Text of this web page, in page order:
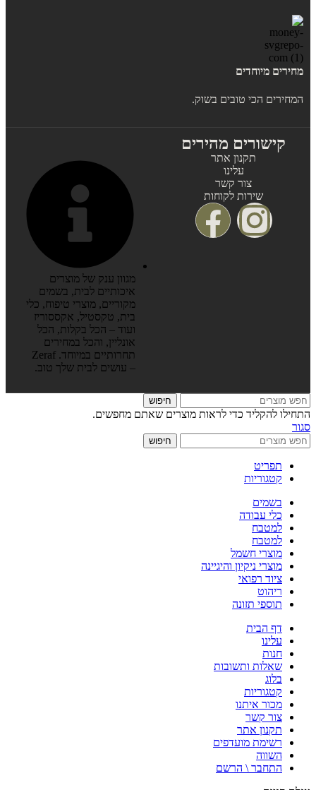
מחירים מיוחדים
המחירים הכי טובים בשוק.
קישורים מהירים
תקנון אתר
עלינו
צור קשר
שירות לקוחות
מגוון ענק של מוצרים
איכותיים לבית, בשמים
מקוריים, מוצרי טיפוח, כלי
בית, טקסטיל, אקססוריז
ועוד – הכל בקלות, הכל
אונליין, והכל במחירים
תחרותיים במיוחד. Zeraf
– עושים לבית שלך טוב.
חיפוש
התחילו להקליד כדי לראות מוצרים שאתם מחפשים.
סגור
חיפוש
תפריט
קטגוריות
בשמים
כלי עבודה
למטבח
למטבח
מוצרי חשמל
מוצרי ניקיון והיגיינה
ציוד רפואי
ריהוט
תוספי תזונה
דף הבית
עלינו
חנות
שאלות ותשובות
בלוג
קטגוריות
מכור איתנו
צור קשר
תקנון אתר
רשימת מועדפים
השווה
התחבר \ הרשם